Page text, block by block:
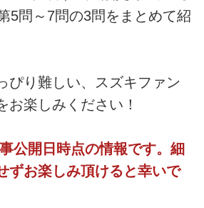
5問～7問の3問をまとめて紹
ぴり難しい、スズキファン
お楽しみください！
公開日時点の情報です。細
ずお楽しみ頂けると幸いで